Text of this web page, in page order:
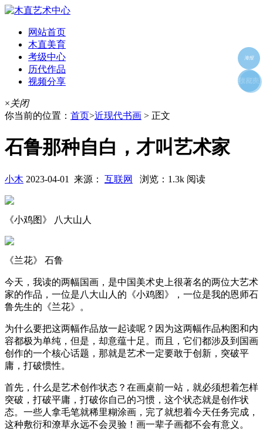
网站首页
木直美育
考级中心
历代作品
视频分享
×关闭
你当前的位置： 首页>近现代书画 > 正文
石鲁那种自白，才叫艺术家
小木 2023-04-01 来源： 互联网 浏览：1.3k 阅读
《小鸡图》 八大山人
《兰花》 石鲁
今天，我读的两幅国画，是中国美术史上很著名的两位大艺术
家的作品，一位是八大山人的《小鸡图》，一位是我的恩师石
鲁先生的《兰花》。
为什么要把这两幅作品放一起读呢？因为这两幅作品构图和内
容都极为单纯，但是，却意蕴十足。而且，它们都涉及到国画
创作的一个核心话题，那就是艺术一定要敢于创新，突破平
庸，打破惯性。
首先，什么是艺术创作状态？在画桌前一站，就必须想着怎样
突破，打破平庸，打破你自己的习惯，这个状态就是创作状
态。一些人拿毛笔就稀里糊涂画，完了就想着今天任务完成，
这种敷衍和潦草永远不会灵验！画一辈子画都不会有意义。
海报
好友
朋友圈
收藏夹